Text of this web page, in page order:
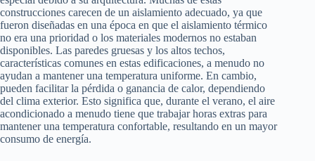
construcciones carecen de un aislamiento adecuado, ya que
fueron diseñadas en una época en que el aislamiento térmico
no era una prioridad o los materiales modernos no estaban
disponibles. Las paredes gruesas y los altos techos,
características comunes en estas edificaciones, a menudo no
ayudan a mantener una temperatura uniforme. En cambio,
pueden facilitar la pérdida o ganancia de calor, dependiendo
del clima exterior. Esto significa que, durante el verano, el aire
acondicionado a menudo tiene que trabajar horas extras para
mantener una temperatura confortable, resultando en un mayor
consumo de energía.